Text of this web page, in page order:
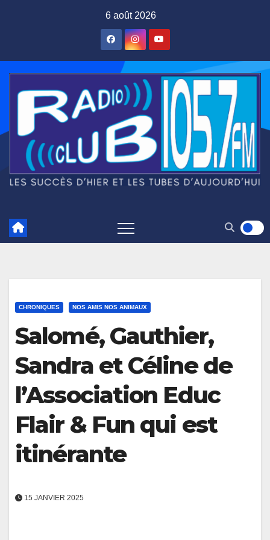
6 août 2026
CHRONIQUES NOS AMIS NOS ANIMAUX
Salomé, Gauthier,
Sandra et Céline de
l’Association Educ
Flair & Fun qui est
itinérante
15 JANVIER 2025